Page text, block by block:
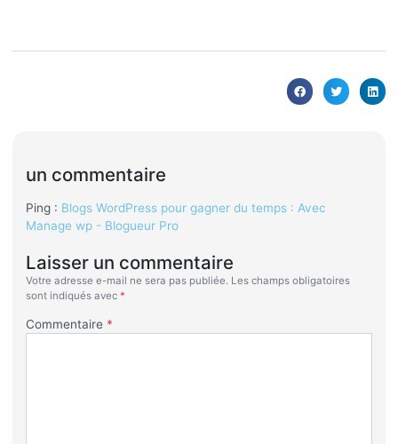
un commentaire
Ping : Blogs WordPress pour gagner du temps : Avec
Manage wp - Blogueur Pro
Laisser un commentaire
Votre adresse e-mail ne sera pas publiée. Les champs obligatoires
sont indiqués avec *
Commentaire *